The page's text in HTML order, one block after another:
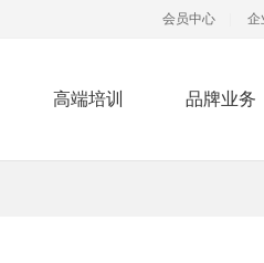
会员中心 企
高端培训 品牌业务